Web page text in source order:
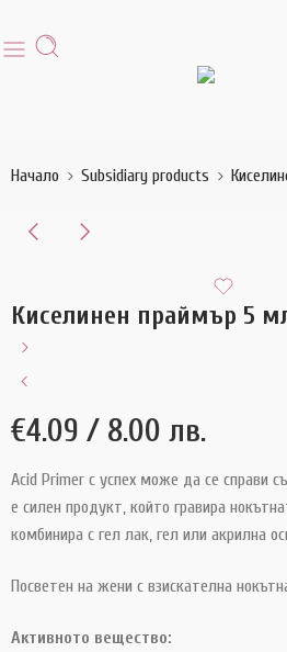
Начало Subsidiary products
Киселинен праймър 5
€4.09 / 8.00 лв.
Acid Primer с успех може да се справи
е силен продукт, който гравира
комбинира с гел лак, гел или акрилна
Посветен на жени с взискателна
Активното вещество: